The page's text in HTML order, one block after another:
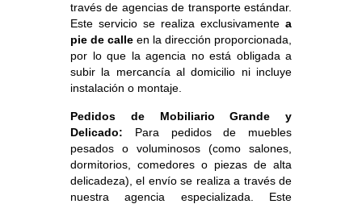
través de agencias de transporte estándar.
Este servicio se realiza exclusivamente a
pie de calle en la dirección proporcionada,
por lo que la agencia no está obligada a
subir la mercancía al domicilio ni incluye
instalación o montaje.
Pedidos de Mobiliario Grande y
Delicado: Para pedidos de muebles
pesados o voluminosos (como salones,
dormitorios, comedores o piezas de alta
delicadeza), el envío se realiza a través de
nuestra agencia especializada. Este